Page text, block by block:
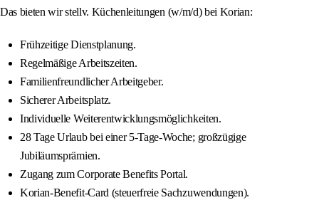
Das bieten wir stellv. Küchenleitungen (w/m/d) bei Korian:
Frühzeitige Dienstplanung.
Regelmäßige Arbeitszeiten.
Familienfreundlicher Arbeitgeber.
Sicherer Arbeitsplatz.
Individuelle Weiterentwicklungsmöglichkeiten.
28 Tage Urlaub bei einer 5-Tage-Woche; großzügige
Jubiläumsprämien.
Zugang zum Corporate Benefits Portal.
Korian-Benefit-Card (steuerfreie Sachzuwendungen).